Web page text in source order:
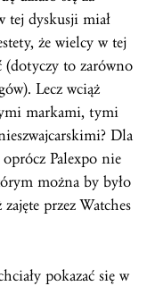
tej dyskusji miał
że wielcy w tej
(dotyczy to zarówno
Lecz wciąż
markami, tymi
Dla
Palexpo nie
można by było
przez Watches
pokazać się w